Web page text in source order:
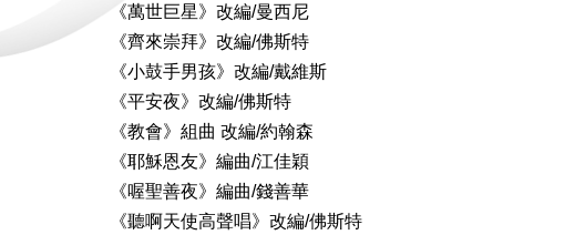
《萬世巨星》改編/曼西尼
《齊來崇拜》改編/佛斯特
《小鼓手男孩》改編/戴維斯
《平安夜》改編/佛斯特
《教會》組曲 改編/約翰森
《耶穌恩友》編曲/江佳穎
《喔聖善夜》編曲/錢善華
《聽啊天使高聲唱》改編/佛斯特